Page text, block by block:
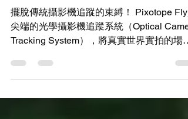
機追蹤技術 - PIXOTOPE
FLY
尖端的光學攝影機追蹤系統（Optical
Tracking System），將真實世界實拍的場景
與「透過鏡頭（TTL - Through-The-Lens）